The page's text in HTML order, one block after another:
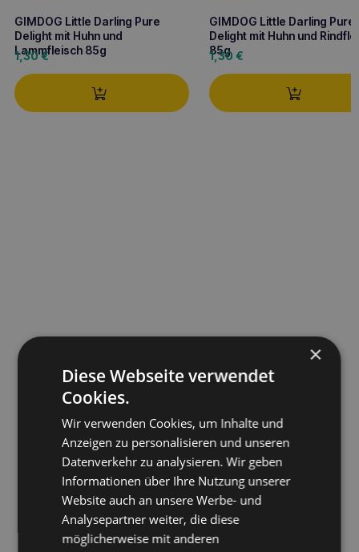
GIMDOG Little Darling Pure
Delight mit Huhn und
Lammfleisch 85g
1,30€
GIMDOG Little Darling Pure
Delight mit Huhn und
85g
1,30 €
×
Diese Webseite verwendet
Cookies.
Wir verwenden Cookies, um Inhalte und
Anzeigen zu personalisieren und unseren
Datenverkehr zu analysieren. Wir geben
Informationen über Ihre Nutzung unserer
Website auch an unsere Werbe- und
Analysepartner weiter, die diese
möglicherweise mit anderen